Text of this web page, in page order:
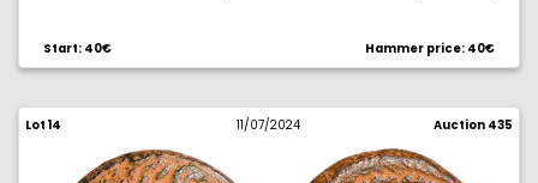
Start: 40€ Hammer price: 40€
Lot 14 11/07/2024 Auction 435